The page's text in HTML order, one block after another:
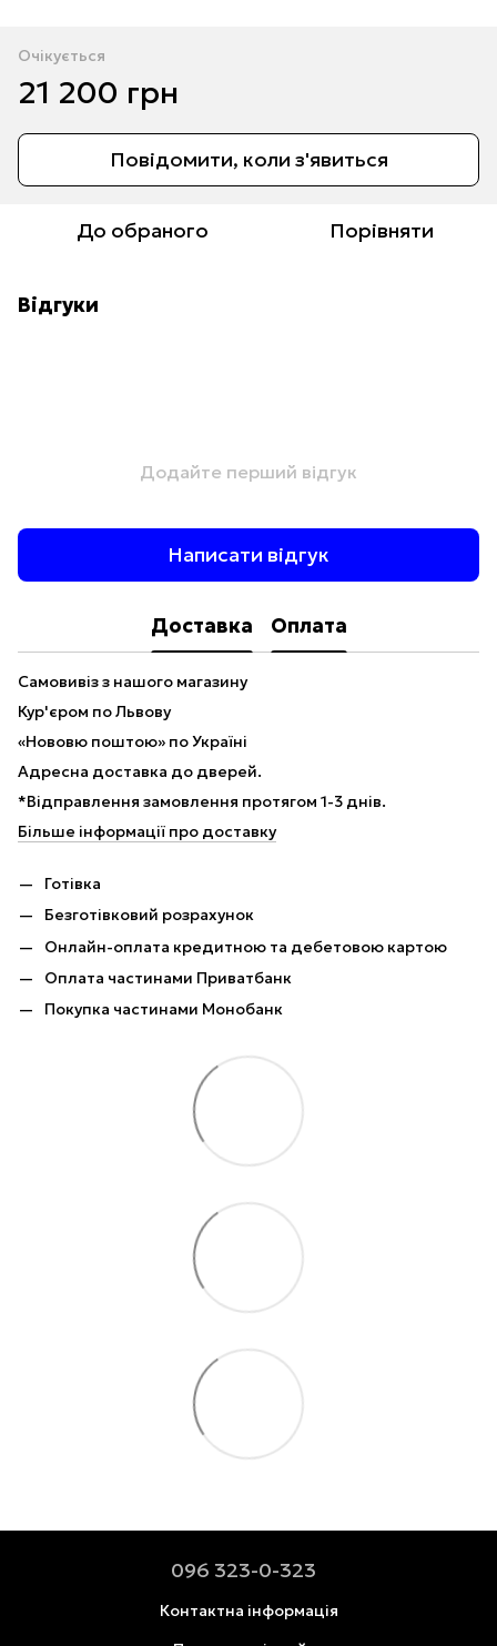
Очікується
21 200 грн
Повідомити, коли з'явиться
До обраного Порівняти
Відгуки
Додайте перший відгук
Написати відгук
Доставка Оплата
Самовивіз з нашого магазину
Кур'єром по Львову
«Нововю поштою» по Україні
Адресна доставка до дверей.
*Відправлення замовлення протягом 1-3 днів.
Більше інформації про доставку
Готівка
Безготівковий розрахунок
Онлайн-оплата кредитною та дебетовою картою
Оплата частинами Приватбанк
Покупка частинами Монобанк
096 323-0-323
Контактна інформація